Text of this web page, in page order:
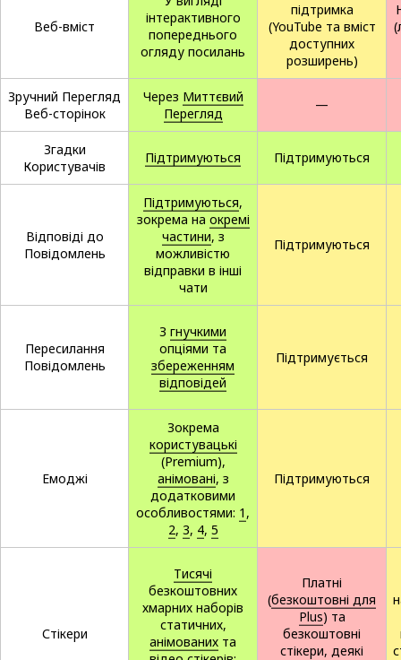
Веб-вміст
інтерактивного
попереднього
огляду посилань
підтримка
(YouTube та вміст
доступних
розширень)
Зручний Перегляд
Веб-сторінок
Через Миттєвий
Перегляд
—
Згадки
Користувачів
Підтримуються Підтримуються
Відповіді до
Повідомлень
Підтримуються,
зокрема на окремі
частини, з
можливістю
відправки в інші
чати
Підтримуються
Пересилання
Повідомлень
З гнучкими
опціями та
збереженням
відповідей
Підтримується
Емоджі
Зокрема
користувацькі
(Premium),
анімовані, з
додатковими
особливостями: 1 ,
2, 3, 4, 5
Підтримуються
Стікери
Тисячі
безкоштовних
хмарних наборів
статичних,
анімованих та
Платні
(безкоштовні для
Plus) та
безкоштовні
стікери, деякі